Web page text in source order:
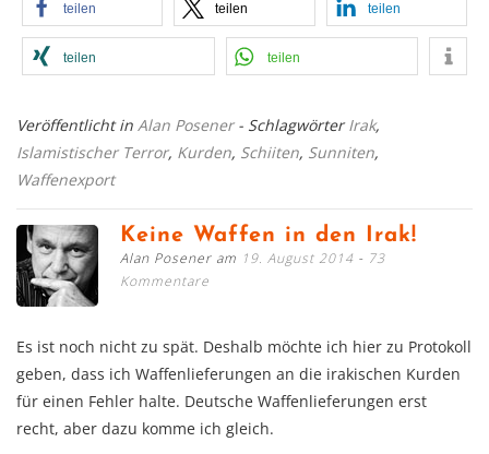
teilen teilen teilen
teilen teilen
Veröffentlicht in Alan Posener - SchlagwörterIrak,
Islamistischer Terror, Kurden, Schiiten, Sunniten,
Waffenexport
Keine Waffen in den Irak!
Alan Posener am 19. August 2014
73
Kommentare
Es ist noch nicht zu spät. Deshalb möchte ich hier zu Protokoll
geben, dass ich Waffenlieferungen an die irakischen Kurden
für einen Fehler halte. Deutsche Waffenlieferungen erst
recht, aber dazu komme ich gleich.